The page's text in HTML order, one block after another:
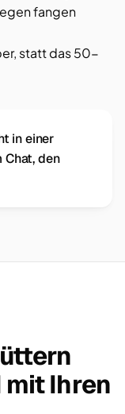
fangen
statt das 50-
in einer
Chat, den
Ihren